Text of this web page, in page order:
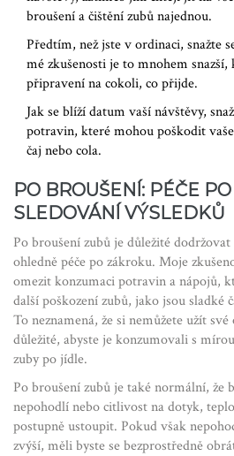
broušení a čištění zubů najednou.
Předtím, než jste v ordinaci, snažte
mé zkušenosti je to mnohem
připravení na cokoli, co přijde.
Jak se blíží datum vaší návštěvy,
potravin, které mohou poškodit
čaj nebo cola.
PO BROUŠENÍ: PÉČE
SLEDOVÁNÍ VÝSLEDKŮ
Po broušení zubů je důležité
ohledně péče po zákroku. Moje
omezit konzumaci potravin a nápojů,
další poškození zubů, jako jsou sladké
To neznamená, že si nemůžete užít
důležité, abyste je konzumovali s
zuby po jídle.
Po broušení zubů je také normální, že
nepohodlí nebo citlivost na dotyk,
postupně ustoupit. Pokud však
zvýší, měli byste se bezprostředně